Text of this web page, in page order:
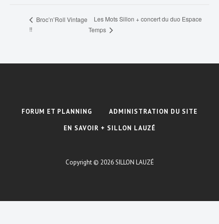
Broc’n’Roll Vintage
!!
Les Mots Sillon + concert du duo Espace
Temps
FORUM ET PLANNING
ADMINISTRATION DU SITE
EN SAVOIR + SILLON LAUZÉ
Copyright © 2026SILLON LAUZÉ